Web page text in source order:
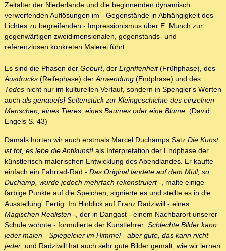
Zeitalter der Niederlande und die beginnenden dynamisch
verwerfenden Auflösungen im - Gegenstände in Abhängigkeit des
Lichtes zu begreifenden - Impressionismus über E. Munch zur
gegenwärtigen zweidimensionalen, gegenstands- und
referenzlosen konkreten Malerei führt.
Es sind die Phasen der Geburt, der Ergriffenheit(Frühphase), des
Ausdrucks (Reifephase) derAnwendung (Endphase) und des
Todes nicht nur im kulturellen Verlauf, sondern in Spengler's Worten
auch als genaue[s] Seitenstück zur Kleingeschichte des einzelnen
Menschen, eines Tieres, eines Baumes oder eine Blume. (David
Engels S. 43)
Damals hörten wir auch erstmals Marcel Duchamps Satz Die Kunst
ist tot, es lebe die Antikunst! als Interpretation der Endphase der
künstlerisch-malerischen Entwicklung des Abendlandes. Er kaufte
einfach ein Fahrrad-Rad - Das Original landete auf dem Müll, so
Duchamp, wurde jedoch mehrfach rekonstruiert-, malte einige
farbige Punkte auf die Speichen, signierte es und stellte es in die
Ausstellung. Fertig. Im Hinblick auf Franz Radziwill - eines
Magischen Realisten -, der in Dangast - einem Nachbarort unserer
Schule wohnte - formulierte der Kunstlehrer: Schlechte Bilder kann
jeder malen - Spiegeleier im Himmel - aber gute, das kann nicht
jeder, und Radziwill hat auch sehr gute Bilder gemalt, wie wir lernen